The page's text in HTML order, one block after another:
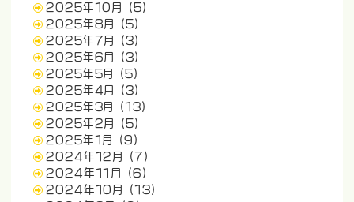
2025年10月
(5)
2025年8月
(5)
2025年7月
(3)
2025年6月
(3)
2025年5月
(5)
2025年4月
(3)
2025年3月
(13)
2025年2月
(5)
2025年1月
(9)
2024年12月
(7)
2024年11月
(6)
2024年10月
(13)